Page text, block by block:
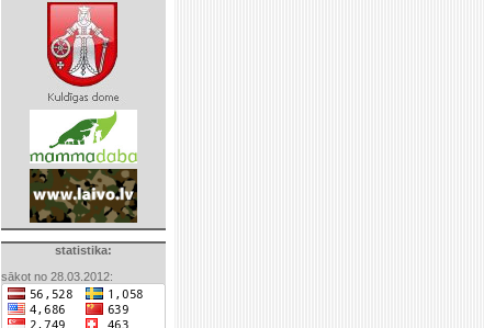
statistika:
sākot no 28.03.2012: